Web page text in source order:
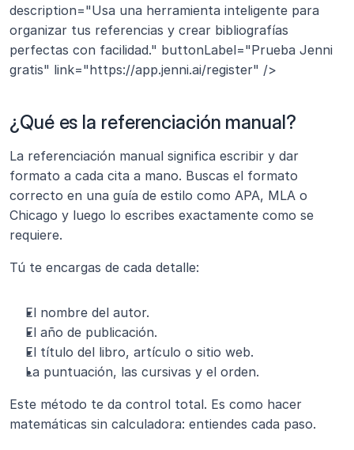
description="Usa una herramienta inteligente para
organizar tus referencias y crear bibliografías
perfectas con facilidad." buttonLabel="Prueba Jenni
gratis" link="https://app.jenni.ai/register" />
¿Qué es la referenciación manual?
La referenciación manual significa escribir y dar
formato a cada cita a mano. Buscas el formato
correcto en una guía de estilo como APA, MLA o
Chicago y luego lo escribes exactamente como se
requiere.
Tú te encargas de cada detalle:
El nombre del autor.
El año de publicación.
El título del libro, artículo o sitio web.
La puntuación, las cursivas y el orden.
Este método te da control total. Es como hacer
matemáticas sin calculadora: entiendes cada paso.